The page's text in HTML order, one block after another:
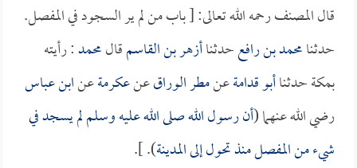
قال المصنف رحمه الله تعالى: [ باب من لم ير السجود في المفصل.
حدثنامحمد بن رافعحدثناأزهر بن القاسمقالمحمد: رأيته
بمكة حدثناأبو قدامةعنمطر الوراقعنعكرمةعنابن عباس
رضي الله عنهما (أن رسول الله صلى الله عليه وسلم لم يسجد في
شيء من المفصل منذ تحول إلى المدينة). ].